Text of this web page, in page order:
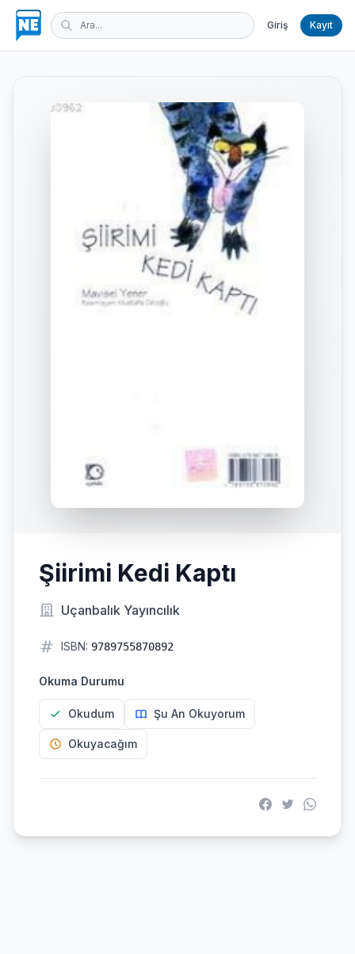
Giriş Kayıt
Şiirimi Kedi Kaptı
Uçanbalık Yayıncılık
ISBN: 9789755870892
Okuma Durumu
Okudum Şu An Okuyorum
Okuyacağım